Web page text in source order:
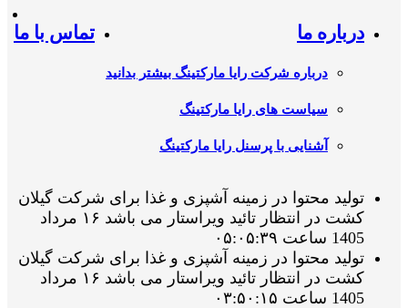
درباره ما
درباره شرکت رایا مارکتینگ بیشتر بدانید
سیاست های رایا مارکتینگ
آشنایی با پرسنل رایا مارکتینگ
تماس با ما
تولید محتوا در زمینه آشپزی و غذا برای شرکت گیلان
کشت در انتظار تائید ویراستار می باشد ۱۶ مرداد
1405 ساعت ۰۵:۰۵:۳۹
تولید محتوا در زمینه آشپزی و غذا برای شرکت گیلان
کشت در انتظار تائید ویراستار می باشد ۱۶ مرداد
1405 ساعت ۰۳:۵۰:۱۵